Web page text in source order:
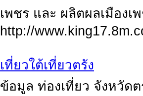
เพชร และ ผลิตผลเมืองเ
http://
เที่ยวใต้เที่ยวตรัง
ข้อมูล ท่องเที่ยว จังหวัด